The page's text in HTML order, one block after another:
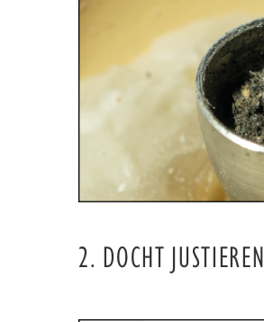
2. DOCHT JUSTIEREN